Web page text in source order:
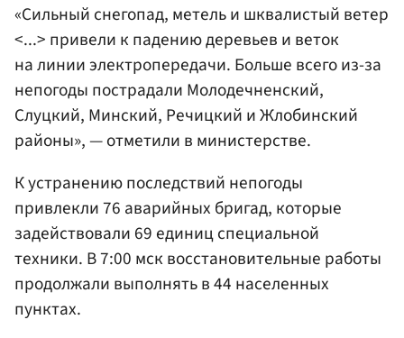
«Сильный снегопад, метель и шквалистый ветер
<...> привели к падению деревьев и веток
на линии электропередачи. Больше всего из-за
непогоды пострадали Молодечненский,
Слуцкий, Минский, Речицкий и Жлобинский
районы», — отметили в министерстве.
К устранению последствий непогоды
привлекли 76 аварийных бригад, которые
задействовали 69 единиц специальной
техники. В 7:00 мск восстановительные работы
продолжали выполнять в 44 населенных
пунктах.